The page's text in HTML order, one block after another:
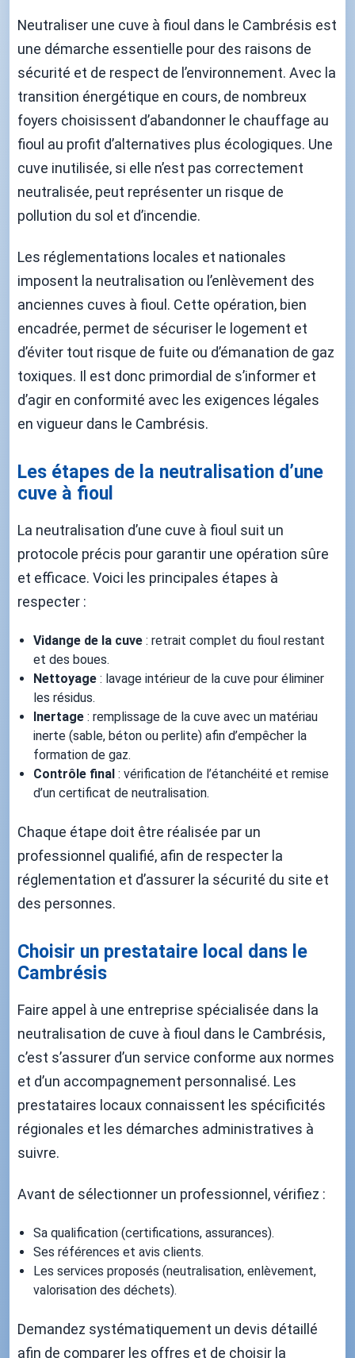
Neutraliser une cuve à fioul dans le Cambrésis est
une démarche essentielle pour des raisons de
sécurité et de respect de l’environnement. Avec la
transition énergétique en cours, de nombreux
foyers choisissent d’abandonner le chauffage au
fioul au profit d’alternatives plus écologiques. Une
cuve inutilisée, si elle n’est pas correctement
neutralisée, peut représenter un risque de
pollution du sol et d’incendie.
Les réglementations locales et nationales
imposent la neutralisation ou l’enlèvement des
anciennes cuves à fioul. Cette opération, bien
encadrée, permet de sécuriser le logement et
d’éviter tout risque de fuite ou d’émanation de gaz
toxiques. Il est donc primordial de s’informer et
d’agir en conformité avec les exigences légales
en vigueur dans le Cambrésis.
Les étapes de la neutralisation d’une
cuve à fioul
La neutralisation d’une cuve à fioul suit un
protocole précis pour garantir une opération sûre
et efficace. Voici les principales étapes à
respecter :
Vidange de la cuve : retrait complet du fioul restant
et des boues.
Nettoyage : lavage intérieur de la cuve pour éliminer
les résidus.
Inertage : remplissage de la cuve avec un matériau
inerte (sable, béton ou perlite) afin d’empêcher la
formation de gaz.
Contrôle final : vérification de l’étanchéité et remise
d’un certificat de neutralisation.
Chaque étape doit être réalisée par un
professionnel qualifié, afin de respecter la
réglementation et d’assurer la sécurité du site et
des personnes.
Choisir un prestataire local dans le
Cambrésis
Faire appel à une entreprise spécialisée dans la
neutralisation de cuve à fioul dans le Cambrésis,
c’est s’assurer d’un service conforme aux normes
et d’un accompagnement personnalisé. Les
prestataires locaux connaissent les spécificités
régionales et les démarches administratives à
suivre.
Avant de sélectionner un professionnel, vérifiez :
Sa qualification (certifications, assurances).
Ses références et avis clients.
Les services proposés (neutralisation, enlèvement,
valorisation des déchets).
Demandez systématiquement un devis détaillé
afin de comparer les offres et de choisir la